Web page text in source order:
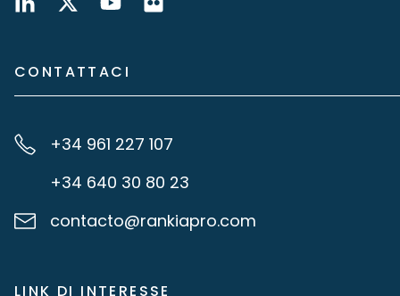
CONTATTACI
+34 961 227 107
+34 640 30 80 23
contacto@rankiapro.com
LINK DI INTERESSE